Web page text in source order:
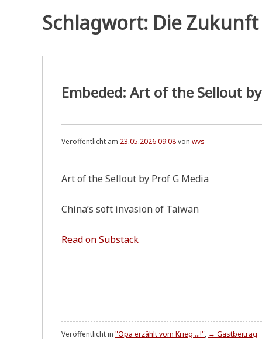
Schlagwort: Die
Embeded: Art of the Sellout
Veröffentlicht am 23.05.2026 09:08von wvs
Art of the Sell­out by Prof G Media
China’s soft inva­si­on of Taiwan
Read on Substack
Veröffentlicht in "Opa erzählt vom Krieg ...!", → Gastbeitrag